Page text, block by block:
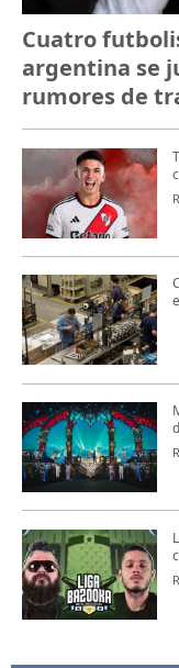
Cuatro
argentina se
rumores de